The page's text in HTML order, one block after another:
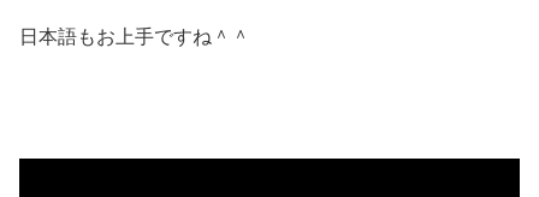
日本語もお上手ですね＾＾